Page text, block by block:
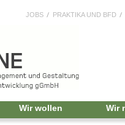
JOBS PRAKTIKA UND BFD
Wir wollen Wir